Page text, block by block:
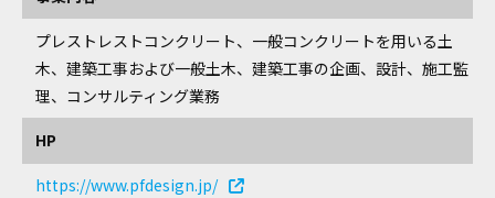
プレストレストコンクリート、一般コンクリートを用いる土
木、建築工事および一般土木、建築工事の企画、設計、施工監
理、コンサルティング業務
HP
https://www.pfdesign.jp/